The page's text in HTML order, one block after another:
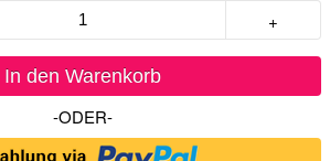
+
In den Warenkorb
-ODER-